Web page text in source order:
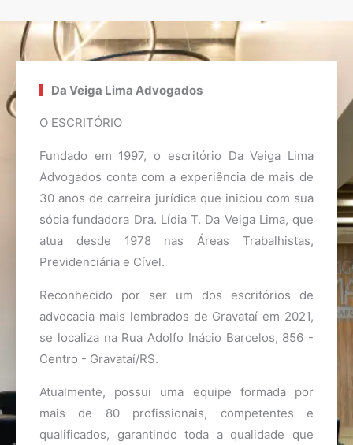
Da Veiga Lima Advogados
O ESCRITÓRIO
Fundado em 1997, o escritório Da Veiga Lima
Advogados conta com a experiência de mais de
30 anos de carreira jurídica que iniciou com sua
sócia fundadora Dra. Lídia T. Da Veiga Lima, que
atua desde 1978 nas Áreas Trabalhistas,
Previdenciária e Cível.
Reconhecido por ser um dos escritórios de
advocacia mais lembrados de Gravataí em 2021,
se localiza na Rua Adolfo Inácio Barcelos, 856 -
Centro - Gravataí/RS.
Atualmente, possui uma equipe formada por
mais de 80 profissionais, competentes e
qualificados, garantindo toda a qualidade que